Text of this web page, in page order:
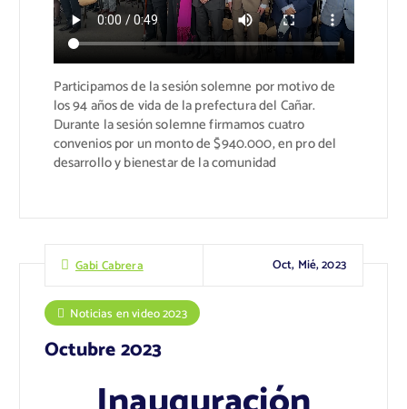
Participamos de la sesión solemne por motivo de
los 94 años de vida de la prefectura del Cañar.
Durante la sesión solemne firmamos cuatro
convenios por un monto de $940.000, en pro del
desarrollo y bienestar de la comunidad
Gabi Cabrera Oct, Mié, 2023
Noticias en video 2023
Octubre 2023